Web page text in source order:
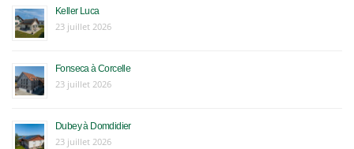
Keller Luca
23 juillet 2026
Fonseca à Corcelle
23 juillet 2026
Dubey à Domdidier
23 juillet 2026